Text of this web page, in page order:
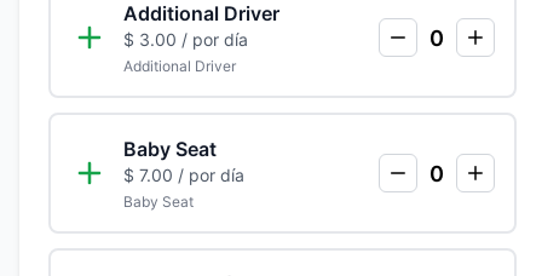
Additional Driver
$ 3.00 / por día
Additional Driver
0
Baby Seat
$ 7.00 / por día
Baby Seat
0